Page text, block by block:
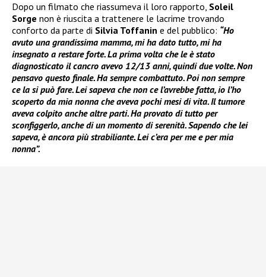
Dopo un filmato che riassumeva il loro rapporto, Soleil
Sorge non è riuscita a trattenere le lacrime trovando
conforto da parte di Silvia Toffanin e del pubblico: “Ho
avuto una grandissima mamma, mi ha dato tutto, mi ha
insegnato a restare forte. La prima volta che le è stato
diagnosticato il cancro avevo 12/13 anni, quindi due volte. Non
pensavo questo finale. Ha sempre combattuto. Poi non sempre
ce la si può fare. Lei sapeva che non ce l’avrebbe fatta, io l’ho
scoperto da mia nonna che aveva pochi mesi di vita. Il tumore
aveva colpito anche altre parti. Ha provato di tutto per
sconfiggerlo, anche di un momento di serenità. Sapendo che lei
sapeva, è ancora più strabiliante. Lei c’era per me e per mia
nonna”.